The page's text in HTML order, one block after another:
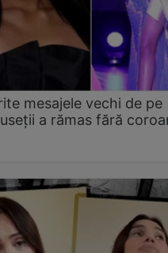
mesajele vechi de pe
a rămas fără